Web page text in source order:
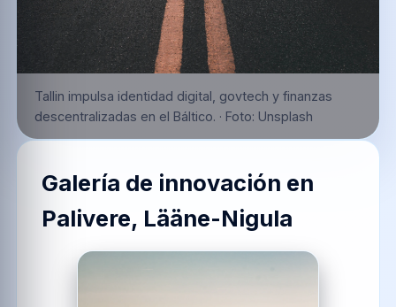
Tallin impulsa identidad digital, govtech y finanzas
descentralizadas en el Báltico. · Foto: Unsplash
Galería de innovación en
Palivere, Lääne-Nigula